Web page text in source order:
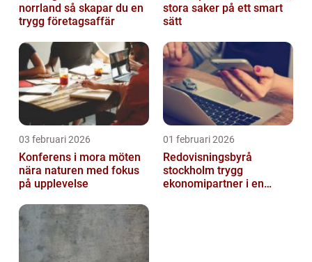
norrland så skapar du en
trygg företagsaffär
stora saker på ett smart
sätt
03 februari 2026
Konferens i mora möten
nära naturen med fokus
på upplevelse
01 februari 2026
Redovisningsbyrå
stockholm trygg
ekonomipartner i en